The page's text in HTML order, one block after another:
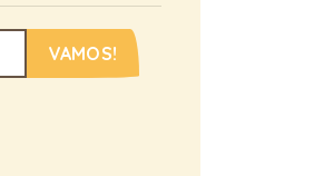
VAMOS!